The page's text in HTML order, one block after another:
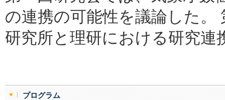
の連携の可能性を議論した。
研究所と理研における研究連
プログラム